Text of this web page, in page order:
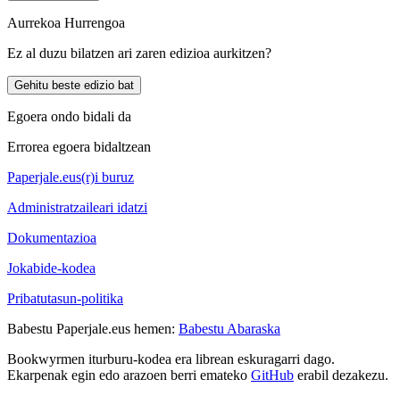
Aurrekoa Hurrengoa
Ez al duzu bilatzen ari zaren edizioa aurkitzen?
Gehitu beste edizio bat
Egoera ondo bidali da
Errorea egoera bidaltzean
Paperjale.eus(r)i buruz
Administratzaileari idatzi
Dokumentazioa
Jokabide-kodea
Pribatutasun-politika
Babestu Paperjale.eus hemen: Babestu Abaraska
Bookwyrmen iturburu-kodea era librean eskuragarri dago.
Ekarpenak egin edo arazoen berri emateko GitHub erabil dezakezu.